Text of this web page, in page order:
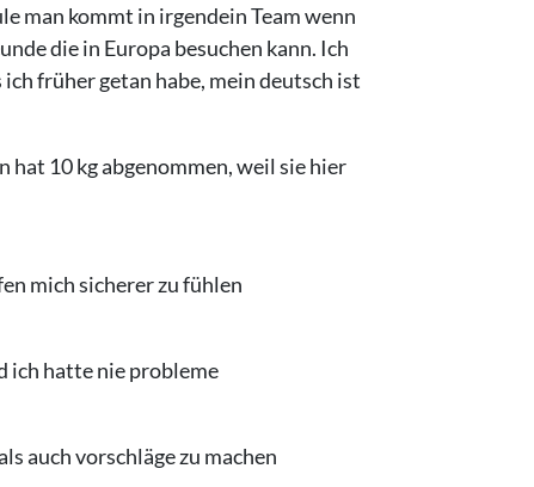
man kommt in irgendein Team wenn
die in Europa besuchen kann. Ich
früher getan habe, mein deutsch ist
hat 10 kg abgenommen, weil sie hier
mich sicherer zu fühlen
ich hatte nie probleme
auch vorschläge zu machen